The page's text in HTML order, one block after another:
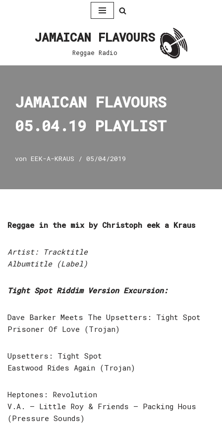
JAMAICAN FLAVOURS
Reggae Radio
JAMAICAN FLAVOURS
05.04.19 PLAYLIST
von EEK-A-KRAUS 05/04/2019
Reggae in the mix by Christoph eek a Kraus
Artist: Tracktitle
Albumtitle (Label)
Tight Spot Riddim Version Excursion:
Dave Barker Meets The Upsetters: Tight Spot
Prisoner Of Love (Trojan)
Upsetters: Tight Spot
Eastwood Rides Again (Trojan)
Heptones: Revolution
V.A. – Little Roy & Friends – Packing Hous
(Pressure Sounds)